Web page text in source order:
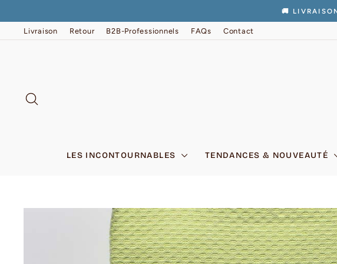
contenu
🚚
Livraison Retour B2B-Professionnels FAQs Contact
LES INCONTOURNABLES TENDANCES & NOUVEAUTÉ